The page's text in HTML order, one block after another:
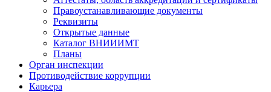
Правоустанавливающие документы
Реквизиты
Открытые данные
Каталог ВНИИИМТ
Планы
Орган инспекции
Противодействие коррупции
Карьера